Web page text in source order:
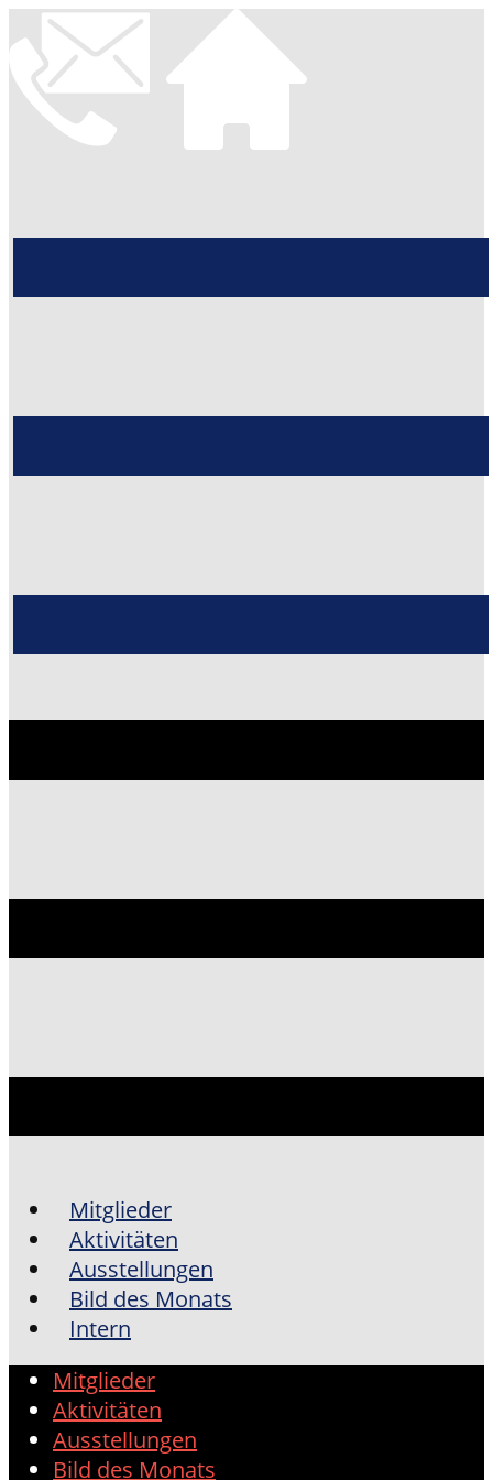
Mitglieder
Aktivitäten
Ausstellungen
Bild des Monats
Intern
Mitglieder
Aktivitäten
Ausstellungen
Bild des Monats